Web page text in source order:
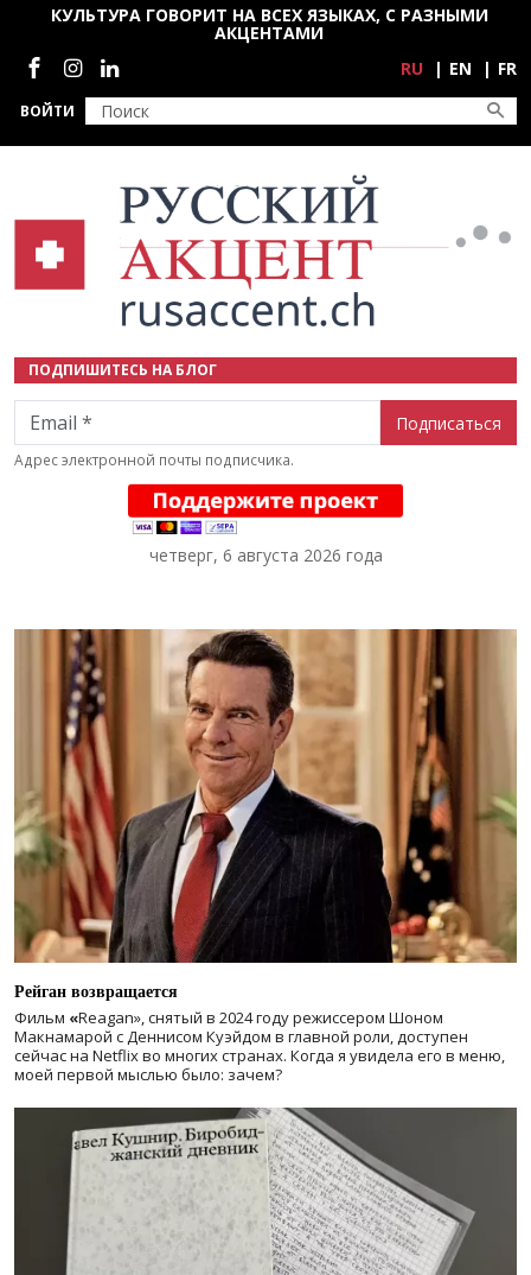
Перейти к основному содержанию
ВОЙТИ
КУЛЬТУРА ГОВОРИТ НА ВСЕХ ЯЗЫКАХ, С РАЗНЫМИ
АКЦЕНТАМИ
Социальные сети
RU EN FR
ПОДПИШИТЕСЬ НА БЛОГ
Email
Адрес электронной почты подписчика.
четверг, 6 августа 2026 года
Рейган возвращается
Фильм «Reagan», снятый в 2024 годурежиссером Шоном
Макнамарой с Деннисом Куэйдом в главной роли, доступен
сейчас на Netflix во многих странах. Когда я увидела его в меню,
моей первой мыслью было: зачем?